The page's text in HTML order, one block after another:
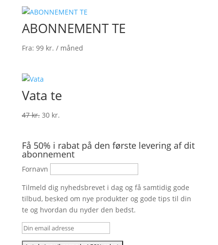
ABONNEMENT TE
Fra: 99 kr. / måned
Vata te
47kr. Den
var:
47 kr..
30 kr.Den
er:
30 kr..
Få 50% i rabat på den første levering af dit
abonnement
Fornavn
Tilmeld dig nyhedsbrevet i dag og få samtidig gode
tilbud, besked om nye produkter og gode tips til din
te og hvordan du nyder den bedst.